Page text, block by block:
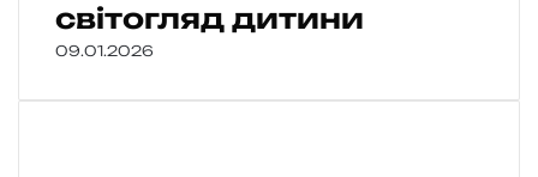
світогляд дитини
09.01.2026